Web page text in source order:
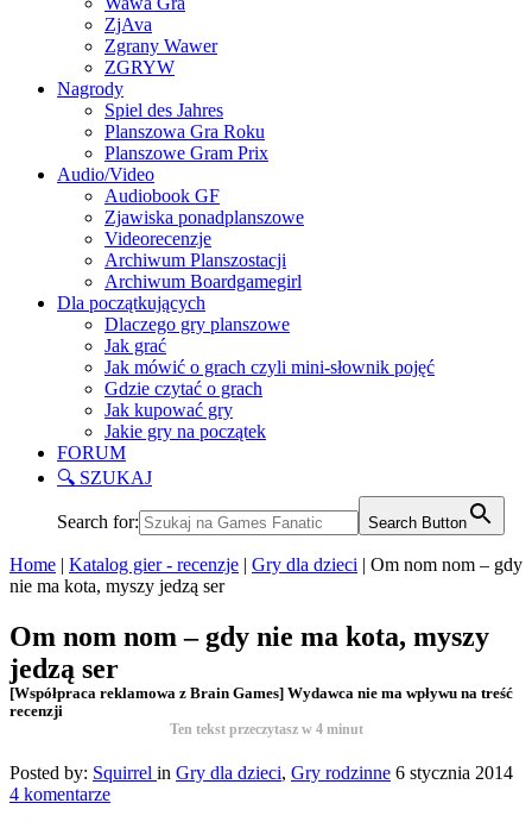
ZjAva
Zgrany Wawer
ZGRYW
Nagrody
Spiel des Jahres
Planszowa Gra Roku
Planszowe Gram Prix
Audio/Video
Audiobook GF
Zjawiska ponadplanszowe
Videorecenzje
Archiwum Planszostacji
Archiwum Boardgamegirl
Dla początkujących
Dlaczego gry planszowe
Jak grać
Jak mówić o grach czyli mini-słownik pojęć
Gdzie czytać o grach
Jak kupować gry
Jakie gry na początek
FORUM
🔍 SZUKAJ
Search for: Search Button
Home | Katalog gier - recenzje | Gry dla dzieci | Om nom nom – gdy
nie ma kota, myszy jedzą ser
Om nom nom – gdy nie ma kota, myszy
jedzą ser
[Współpraca reklamowa z Brain Games] Wydawca nie ma wpływu na treść
recenzji
Ten tekst przeczytasz w 4 minut
Posted by: Squirrel in Gry dla dzieci, Gry rodzinne 6 stycznia 2014
4 komentarze